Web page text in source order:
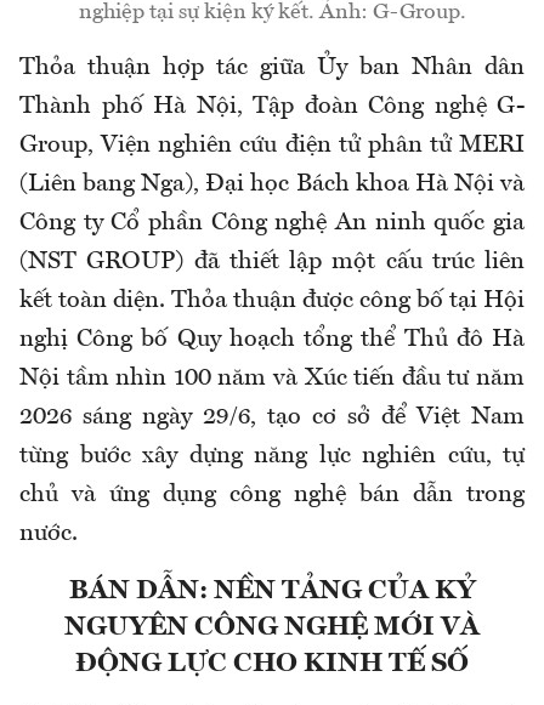
nghiệp tại sự kiện ký kết. Ảnh: G-Group.
Thỏa thuận hợp tác giữa Ủy ban Nhân dân
Thành phố Hà Nội, Tập đoàn Công nghệ G-
Group, Viện nghiên cứu điện tử phân tử MERI
(Liên bang Nga), Đại học Bách khoa Hà Nội và
Công ty Cổ phần Công nghệ An ninh quốc gia
(NST GROUP) đã thiết lập một cấu trúc liên
kết toàn diện. Thỏa thuận được công bố tại Hội
nghị Công bố Quy hoạch tổng thể Thủ đô Hà
Nội tầm nhìn 100 năm và Xúc tiến đầu tư năm
2026 sáng ngày 29/6, tạo cơ sở để Việt Nam
từng bước xây dựng năng lực nghiên cứu, tự
chủ và ứng dụng công nghệ bán dẫn trong
nước.
BÁN DẪN: NỀN TẢNG CỦA KỶ
NGUYÊN CÔNG NGHỆ MỚI VÀ
ĐỘNG LỰC CHO KINH TẾ SỐ